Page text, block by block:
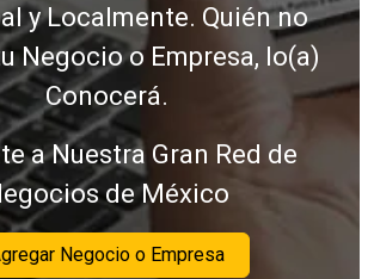
y Localmente. Quién no
Negocio o Empresa, lo(a)
Conocerá.
a Nuestra Gran Red de
de México
Negocio o Empresa